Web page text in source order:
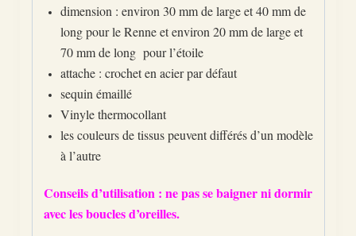
dimension : environ 30 mm de large et 40 mm de
long pour le Renne et environ 20 mm de large et
70 mm de long pour l’étoile
attache : crochet en acier par défaut
sequin émaillé
Vinyle thermocollant
les couleurs de tissus peuvent différés d’un modèle
à l’autre
Conseils d’utilisation : ne pas se baigner ni dormir
avec les boucles d’oreilles.